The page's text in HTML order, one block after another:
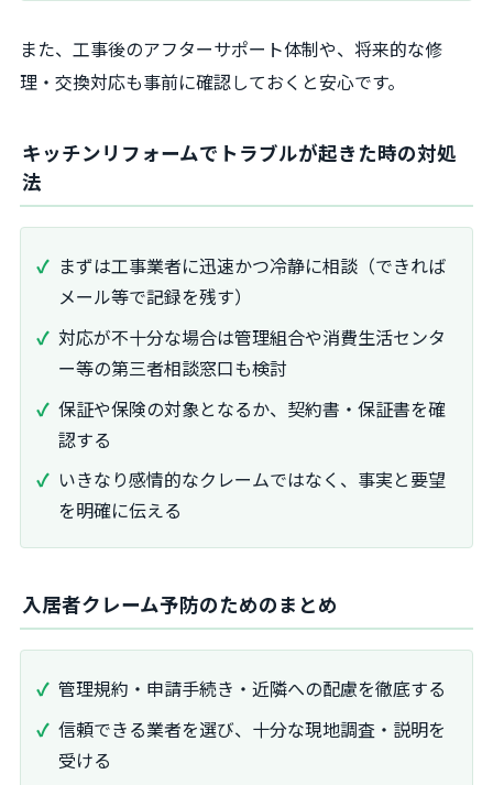
また、工事後のアフターサポート体制や、将来的な修
理・交換対応も事前に確認しておくと安心です。
キッチンリフォームでトラブルが起きた時の対処
法
まずは工事業者に迅速かつ冷静に相談（できれば
メール等で記録を残す）
対応が不十分な場合は管理組合や消費生活センタ
ー等の第三者相談窓口も検討
保証や保険の対象となるか、契約書・保証書を確
認する
いきなり感情的なクレームではなく、事実と要望
を明確に伝える
入居者クレーム予防のためのまとめ
管理規約・申請手続き・近隣への配慮を徹底する
信頼できる業者を選び、十分な現地調査・説明を
受ける